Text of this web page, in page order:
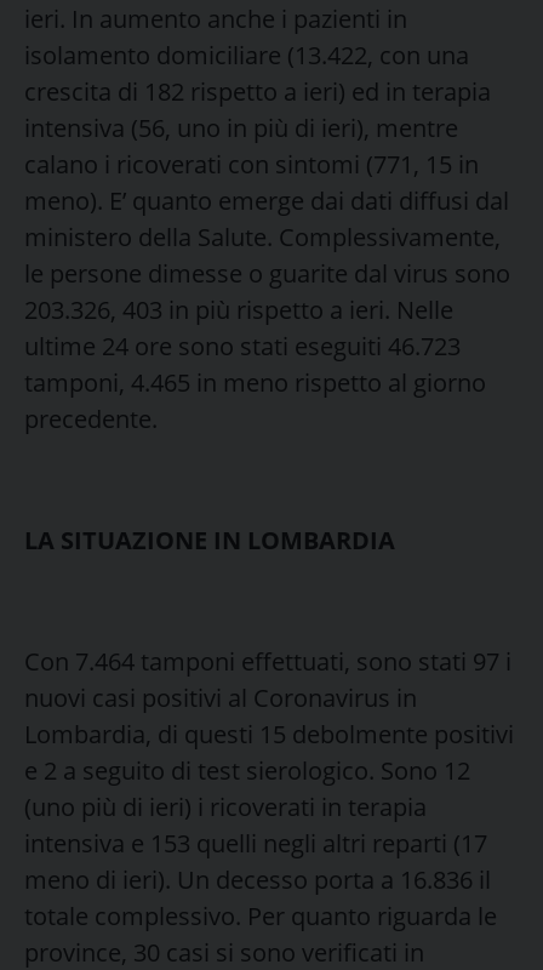
ieri. In aumento anche i pazienti in
isolamento domiciliare (13.422, con una
crescita di 182 rispetto a ieri) ed in terapia
intensiva (56, uno in più di ieri), mentre
calano i ricoverati con sintomi (771, 15 in
meno). E’ quanto emerge dai dati diffusi dal
ministero della Salute. Complessivamente,
le persone dimesse o guarite dal virus sono
203.326, 403 in più rispetto a ieri. Nelle
ultime 24 ore sono stati eseguiti 46.723
tamponi, 4.465 in meno rispetto al giorno
precedente.
LA SITUAZIONE IN LOMBARDIA
Con 7.464 tamponi effettuati, sono stati 97 i
nuovi casi positivi al Coronavirus in
Lombardia, di questi 15 debolmente positivi
e 2 a seguito di test sierologico. Sono 12
(uno più di ieri) i ricoverati in terapia
intensiva e 153 quelli negli altri reparti (17
meno di ieri). Un decesso porta a 16.836 il
totale complessivo. Per quanto riguarda le
province, 30 casi si sono verificati in